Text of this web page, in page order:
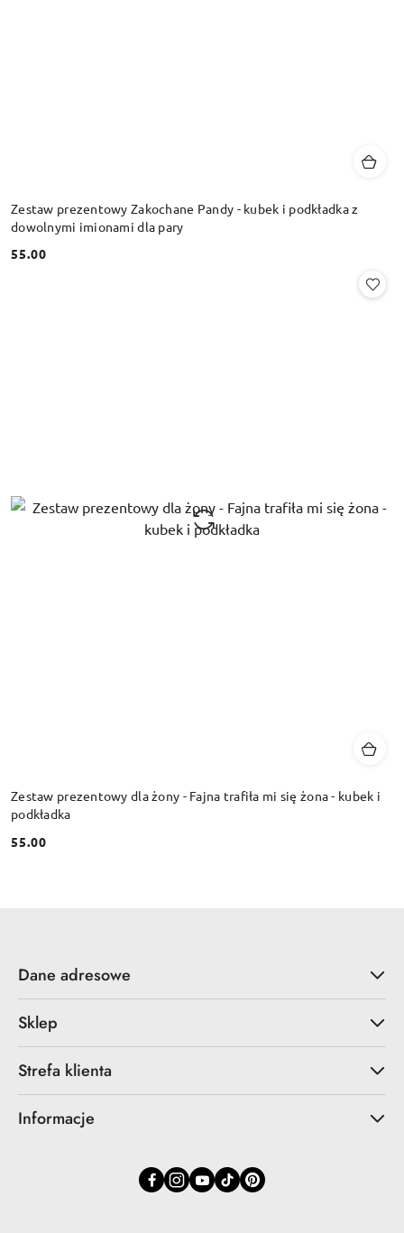
Zestaw prezentowy Zakochane Pandy - kubek i podkładka z
dowolnymi imionami dla pary
Cena:
55.00
Zestaw prezentowy dla żony - Fajna trafiła mi się żona - kubek i
podkładka
Cena:
55.00
Dane adresowe
Sklep
Strefa klienta
Informacje